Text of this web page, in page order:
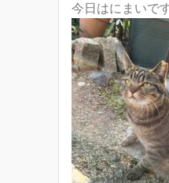
今日はにまいで